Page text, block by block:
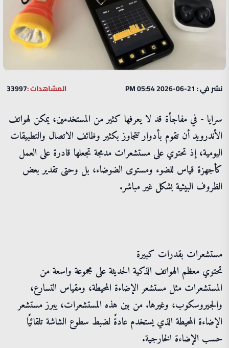
نشر في : 21-06-2026 05:54 PM المشاهدات :33997
سرايا - في مفاجأة قد لا يعرفها كثير من المستخدمين، يمكن لهواتف
الأندرويد أن تقوم بأدوار تتجاوز بكثير وظائف الاتصال والتطبيقات
اليومية، إذ تحتوي على مستشعرات مدمجة تجعلها قادرة على العمل
كأجهزة قياس للضوء ومستوى الضوضاء، بل وحتى تقدير بعض
الظروف البيئية بشكل غير مباشر.
مستشعرات بقدرات كبيرة
تحتوي معظم الهواتف الذكية الحديثة على مجموعة واسعة من
المستشعرات مثل مستشعر الإضاءة المحيطة، ومقياس التسارع،
والجيروسكوب، وغيرها. من بين هذه المستشعرات، يبرز مستشعر
الإضاءة المحيطة الذي يستخدم عادةً لضبط سطوع الشاشة تلقائيًا
حسب الإضاءة الخارجية.